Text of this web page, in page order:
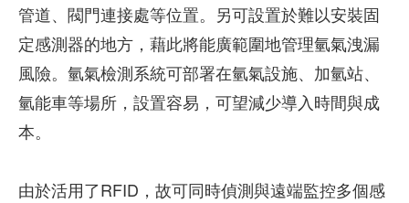
管道、閥門連接處等位置。另可設置於難以安裝固
定感測器的地方，藉此將能廣範圍地管理氫氣洩漏
風險。氫氣檢測系統可部署在氫氣設施、加氫站、
氫能車等場所，設置容易，可望減少導入時間與成
本。
由於活用了RFID，故可同時偵測與遠端監控多個感